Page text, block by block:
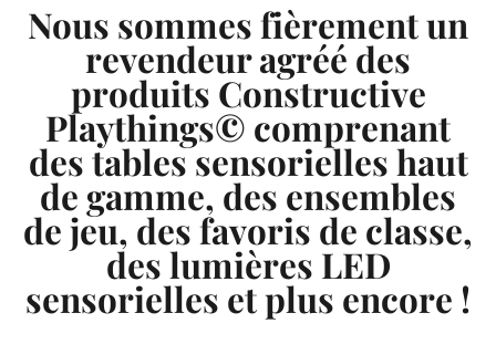
Nous sommes fièrement un
revendeur agréé des
produits Constructive
Playthings© comprenant
des tables sensorielles haut
de gamme, des ensembles
de jeu, des favoris de classe,
des lumières LED
sensorielles et plus encore !